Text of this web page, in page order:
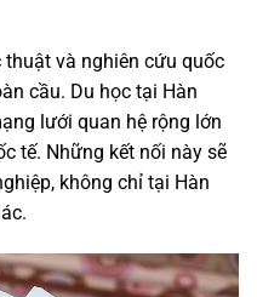
và nghiên cứu quốc
cầu. Du học tại Hàn
lưới quan hệ rộng lớn
tế. Những kết nối này sẽ
không chỉ tại Hàn